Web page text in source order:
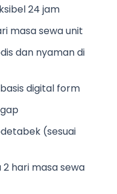
24 jam
masa sewa unit
dan nyaman di
digital form
(sesuai
hari masa sewa